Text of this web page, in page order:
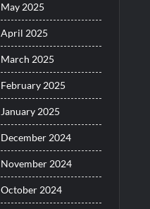
May 2025
April 2025
March 2025
February 2025
January 2025
December 2024
November 2024
October 2024